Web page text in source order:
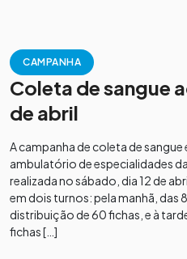
CAMPANHA
Coleta de sangue
de abril
A campanha de coleta de
ambulatório de especialidades
realizada no sábado, dia 12 de
em dois turnos: pela manhã, das
distribuição de 60 fichas, e à
fichas […]